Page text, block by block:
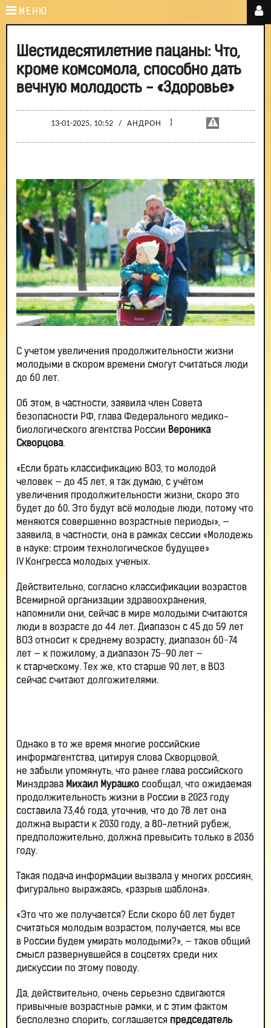
МЕНЮ
Шестидесятилетние пацаны: Что,
кроме комсомола, способно дать
вечную молодость - «Здоровье»
13-01-2025, 10:52 / АНДРОН ¦
С учетом увеличения продолжительности жизни
молодыми в скором времени смогут считаться люди
до 60 лет.
Об этом, в частности, заявила член Совета
безопасности РФ, глава Федерального медико-
биологического агентства России Вероника
Скворцова.
«Если брать классификацию ВОЗ, то молодой
человек — до 45 лет, я так думаю, с учётом
увеличения продолжительности жизни, скоро это
будет до 60. Это будут всё молодые люди, потому что
меняются совершенно возрастные периоды», —
заявила, в частности, она в рамках сессии «Молодежь
в науке: строим технологическое будущее»
IV Конгресса молодых ученых.
Действительно, согласно классификации возрастов
Всемирной организации здравоохранения,
напомнили они, сейчас в мире молодыми считаются
люди в возрасте до 44 лет. Диапазон с 45 до 59 лет
ВОЗ относит к среднему возрасту, диапазон 60−74
лет — к пожилому, а диапазон 75−90 лет —
к старческому. Тех же, кто старше 90 лет, в ВОЗ
сейчас считают долгожителями.
Однако в то же время многие российские
информагентства, цитируя слова Скворцовой,
не забыли упомянуть, что ранее глава российского
Минздрава Михаил Мурашко сообщал, что ожидаемая
продолжительность жизни в России в 2023 году
составила 73,46 года, уточнив, что до 78 лет она
должна вырасти к 2030 году, а 80-летний рубеж,
предположительно, должна превысить только в 2036
году.
Такая подача информации вызвала у многих россиян,
фигурально выражаясь, «разрыв шаблона».
«Это что же получается? Если скоро 60 лет будет
считаться молодым возрастом, получается, мы все
в России будем умирать молодыми?», — таков общий
смысл развернувшейся в соцсетях среди них
дискуссии по этому поводу.
Да, действительно, очень серьезно сдвигаются
привычные возрастные рамки, и с этим фактом
бесполезно спорить, соглашается председатель